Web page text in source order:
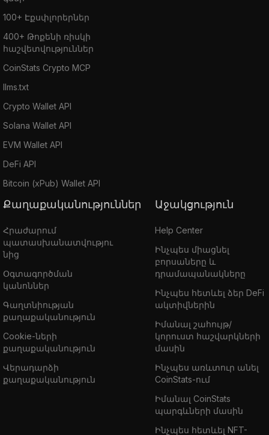
100+ Էքսփլորերներ
400+ Թոքենի ռիսկի
հաշվետվություններ
CoinStats Crypto MCP
llms.txt
Crypto Wallet API
Solana Wallet API
EVM Wallet API
DeFi API
Bitcoin (xPub) Wallet API
Քաղաքականություններ
Հրաժարում
պատասխանատվությու
նից
Օգտագործման
կանոններ
Գաղտնիության
քաղաքականություն
Cookie-ների
քաղաքականություն
Վերադարձի
քաղաքականություն
Աջակցություն
Help Center
Ինչպես միացնել
բորսաները և
դրամապանակները
Ինչպես հետևել ձեր DeFi
ակտիվներին
Իմանալ շահույթ/
կորուստ հաշվարկների
մասին
Ինչպես առևտուր անել
CoinStats-ում
Իմանալ CoinStats
պարգևների մասին
Ինչպես հետևել NFT-